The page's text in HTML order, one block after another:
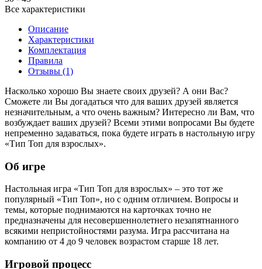
Все характеристики
Описание
Характеристики
Комплектация
Правила
Отзывы (1)
Насколько хорошо Вы знаете своих друзей? А они Вас?
Сможете ли Вы догадаться что для ваших друзей является
незначительным, а что очень важным? Интересно ли Вам, что
возбуждает ваших друзей? Всеми этими вопросами Вы будете
непременно задаваться, пока будете играть в настольную игру
«Тип Топ для взрослых».
Об игре
Настольная игра «Тип Топ для взрослых» – это тот же
популярный «Тип Топ», но с одним отличием. Вопросы и
темы, которые поднимаются на карточках точно не
предназначены для несовершеннолетнего незапятнанного
всякими непристойностями разума. Игра рассчитана на
компанию от 4 до 9 человек возрастом старше 18 лет.
Игровой процесс